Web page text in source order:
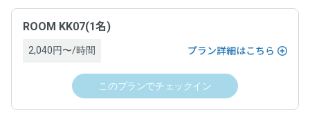
ROOM KK07(1名)
2,040円〜/時間 プラン詳細はこちら
このプランでチェックイン
「空箱byGMO」にお問い合わせ次第、遅延なく提供します。
電話番号
「空箱byGMO」にお問い合わせ次第、遅延なく提供します。
「空箱byGMO」にお問い合わせ次第、遅延なく提供します。
「空箱byGMO」にお問い合わせ次第、遅延なく提供します。